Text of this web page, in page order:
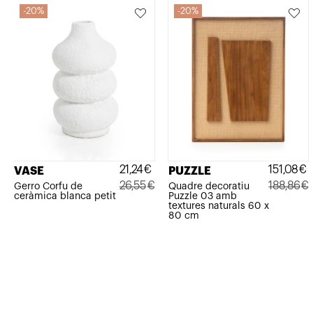
20%
VASE
Gerro Corfu de
ceràmica blanca petit
26,55€
21,24€
20%
PUZZLE
Quadre decoratiu
Puzzle 03 amb
textures naturals 60 x
80 cm
188,86€
151,08€